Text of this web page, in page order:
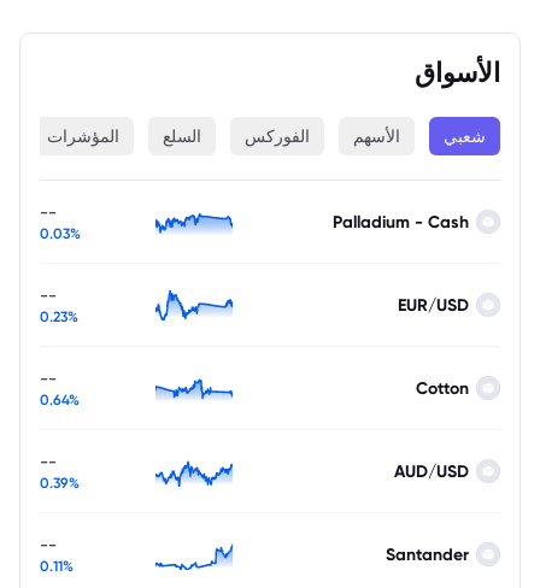
الأسواق
شعبي الأسهم الفوركس السلع المؤشرات
Palladium - Cash
--
0.03%
EUR/USD
--
0.23%
Cotton
--
0.64%
AUD/USD
--
0.39%
Santander
--
0.11%